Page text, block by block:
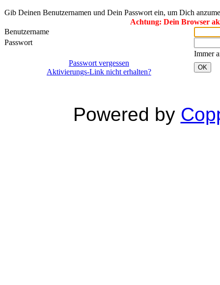
Gib Deinen Benutzernamen und Dein Passwort ein, um Dich
Achtung: Dein Browser
Benutzername
Passwort
Immer
Passwort vergessen
Aktivierungs-Link nicht erhalten?
OK
Powered by